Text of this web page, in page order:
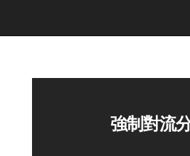
強制對流